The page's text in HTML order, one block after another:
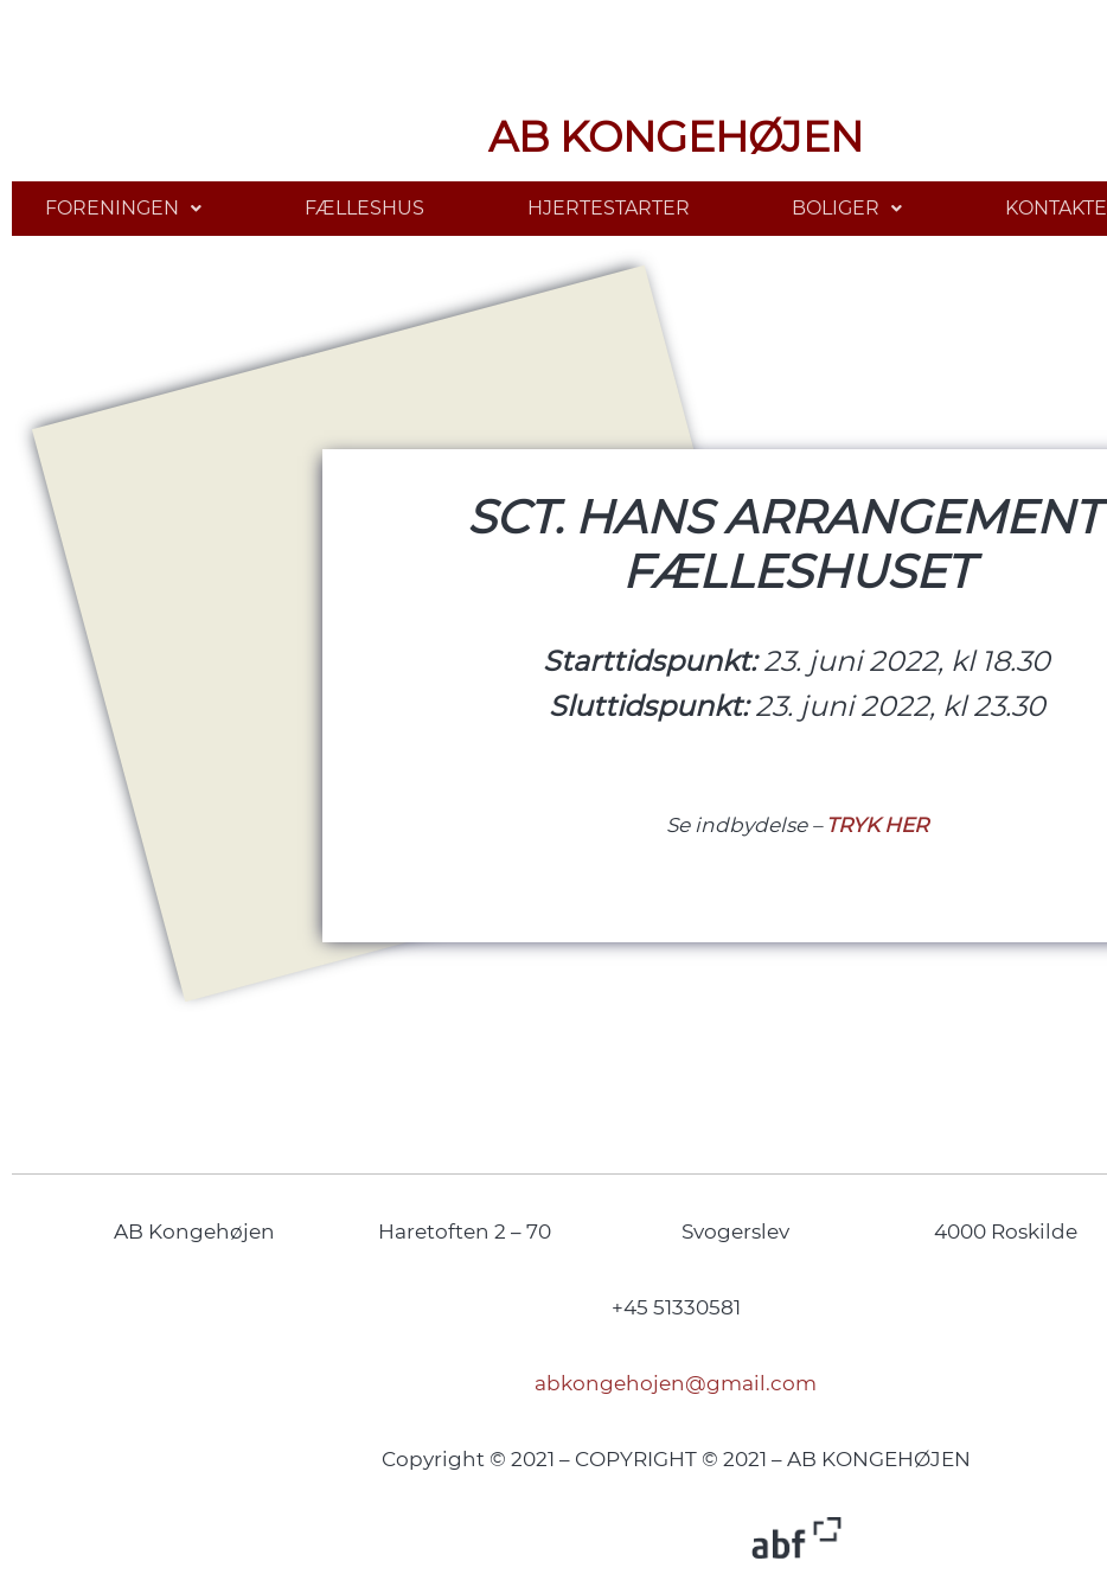
AB KONGEHØJEN
FORENINGEN FÆLLESHUS HJERTESTARTER BOLIGER
SCT. HANS
FÆLLESHUSET
Starttidspunkt:23. juni 2022, kl 18.30
Sluttidspunkt:23. juni 2022, kl 23.30
Se indbydelse – TRYK HER
AB Kongehøjen Haretoften 2 – 70 Svogerslev 4000 Roskilde
+45 51330581
abkongehojen@gmail.com
Copyright © 2021 – COPYRIGHT © 2021 – AB KONGEHØJEN